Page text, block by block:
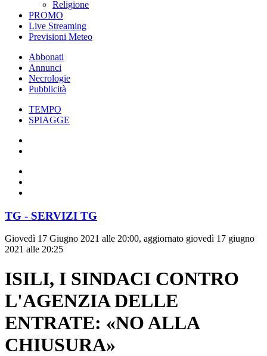
Religione
PROMO
Live Streaming
Previsioni Meteo
Abbonati
Annunci
Necrologie
Pubblicità
TEMPO
SPIAGGE
TG - SERVIZI TG
Giovedì 17 Giugno 2021 alle 20:00, aggiornato giovedì 17 giugno
2021 alle 20:25
ISILI, I SINDACI CONTRO
L'AGENZIA DELLE
ENTRATE: «NO ALLA
CHIUSURA»